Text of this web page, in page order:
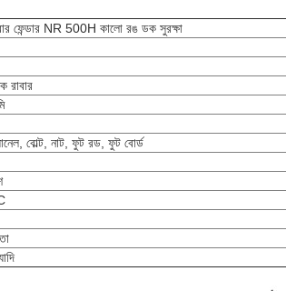
ফেন্ডার NR 500H কালো রঙ ডক সুরক্ষা
রাবার
বোল্ট, নাট, ফুট রড, ফুট বোর্ড